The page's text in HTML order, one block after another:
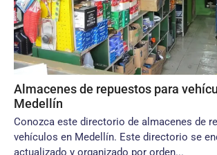
Almacenes de repuestos para
Medellín
Conozca este directorio de almacenes de
vehículos en Medellín. Este directorio se
actualizado y organizado por orden...